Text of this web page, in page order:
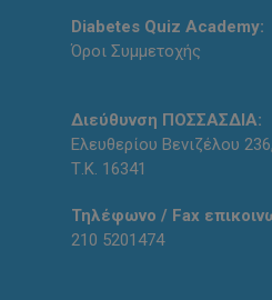
Diabetes Quiz Academy:
Όροι Συμμετοχής
Διεύθυνση ΠΟΣΣΑΣΔΙΑ:
Ελευθερίου Βενιζέλου
Τ.Κ. 16341
Τηλέφωνο / Fax
210 5201474